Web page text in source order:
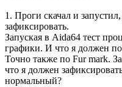
1. Проги скачал и
зафиксировать.
Запуская в Aida64 тест
графики. И что я должен
Точно также по Fur mark.
что я должен
нормальный?